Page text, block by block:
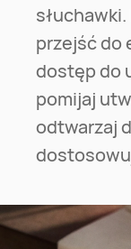
przejść do
dostęp do
pomijaj
odtwarzaj